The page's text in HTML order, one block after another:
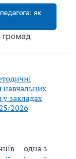
як
громад
навчальних
у закладах
2026
— одна з